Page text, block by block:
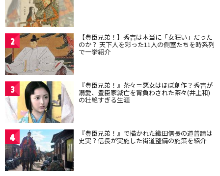
2 【豊臣兄弟！】秀吉は本当に「女狂い」だった
のか？ 天下人を彩った11人の側室たちを時系列
で一挙紹介
3 『豊臣兄弟！』茶々＝悪女はほぼ創作？秀吉が
溺愛、豊臣家滅亡を背負わされた茶々(井上和)
の壮絶すぎる生涯
4 『豊臣兄弟！』で描かれた織田信長の道普請は
史実？信長が実施した街道整備の施策を紹介